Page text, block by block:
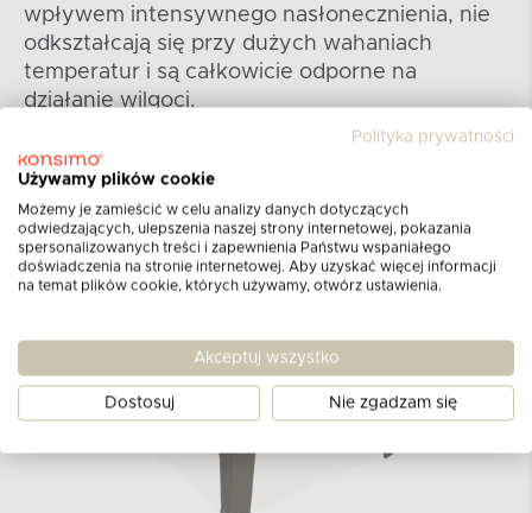
wpływem intensywnego nasłonecznienia, nie
odkształcają się przy dużych wahaniach
temperatur i są całkowicie odporne na
działanie wilgoci.
Polityka prywatności
Używamy plików cookie
Możemy je zamieścić w celu analizy danych dotyczących
odwiedzających, ulepszenia naszej strony internetowej, pokazania
spersonalizowanych treści i zapewnienia Państwu wspaniałego
doświadczenia na stronie internetowej. Aby uzyskać więcej informacji
na temat plików cookie, których używamy, otwórz ustawienia.
Akceptuj wszystko
Dostosuj Nie zgadzam się